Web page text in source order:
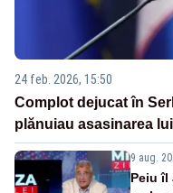
24 feb. 2026, 15:50
Complot dejucat în
plănuiau asasinarea
9 aug.
Peiu îl